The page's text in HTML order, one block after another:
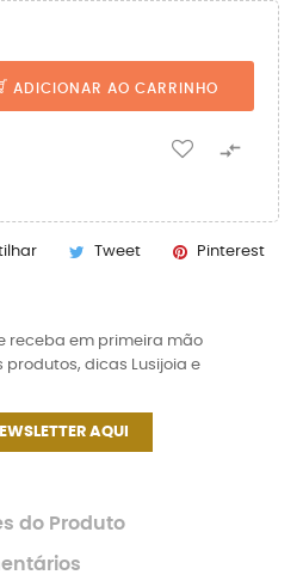
ADICIONAR AO CARRINHO

Tweet Pinterest
receba em primeira mão
dicas Lusijoia e
AQUI
do Produto